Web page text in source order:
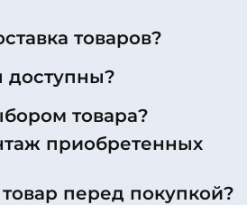
товаров?
доступны?
товара?
приобретенных
перед покупкой?